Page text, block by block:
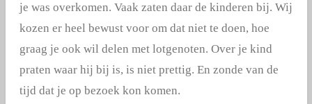
je was overkomen. Vaak zaten daar de kinderen bij. Wij
kozen er heel bewust voor om dat niet te doen, hoe
graag je ook wil delen met lotgenoten. Over je kind
praten waar hij bij is, is niet prettig. En zonde van de
tijd dat je op bezoek kon komen.